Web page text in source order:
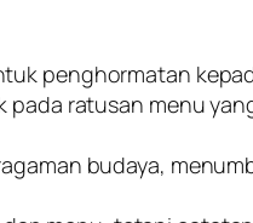
penghormatan
pada ratusan menu
budaya,